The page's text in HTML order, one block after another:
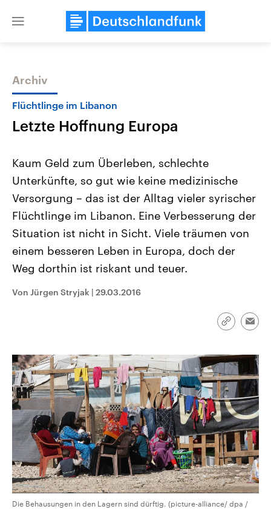
Close
Themen
Landtagswahl Sachsen-Anhalt
2026
Alle Informationen
Sachsen-Anhalt wählt am 6.
September 2026 einen neuen
Bundesland von einer Koalition aus
Umfragen, Prognosen,
Wahlprogramme, aktuelle Berichte
USA
Aktuelle Beiträge,
Hintergründe
Wirtschaftlich und
gehören die Vereinigten
den mächtigsten Ländern
mit großem Einfluss auf
Archiv
Flüchtlinge im Libanon
Letzte Hoffnung Europa
Kaum Geld zum Überleben, schlechte
Unterkünfte, so gut wie keine medizinische
Versorgung – das ist der Alltag vieler syrischer
Flüchtlinge im Libanon. Eine Verbesserung der
Situation ist nicht in Sicht. Viele träumen von
einem besseren Leben in Europa, doch der
Weg dorthin ist riskant und teuer.
Von Jürgen Stryjak | 29.03.2016
Link
Die Behausungen in den Lagern sind dürftig. (picture-alliance/ dpa /